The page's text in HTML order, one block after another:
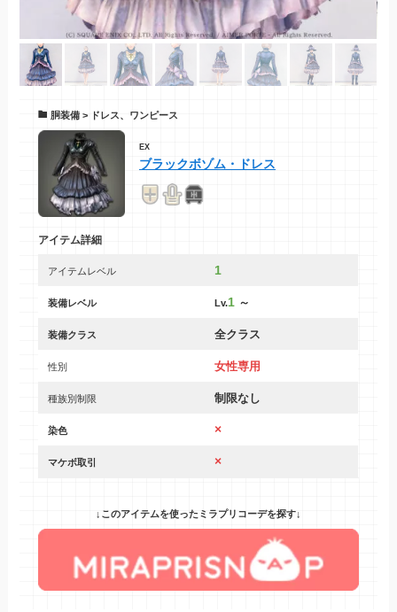
胴装備 > ドレス、ワンピース
EX
ブラックボゾム・ドレス
アイテム詳細
アイテムレベル 1
装備レベル Lv.1～
装備クラス 全クラス
性別 女性専用
種族別制限 制限なし
染色 ×
マケボ取引 ×
↓このアイテムを使ったミラプリコーデを探す↓